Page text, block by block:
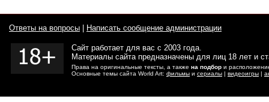
Ответы на вопросы Написать сообщение администрации
Сайт работает для вас с 2003 года.
Материалы сайта предназначены для лиц 18 лет и
Права на оригинальные тексты, а также на подбор и
Основные темы сайта World Art: фильмы и сериалы | видеоигры |